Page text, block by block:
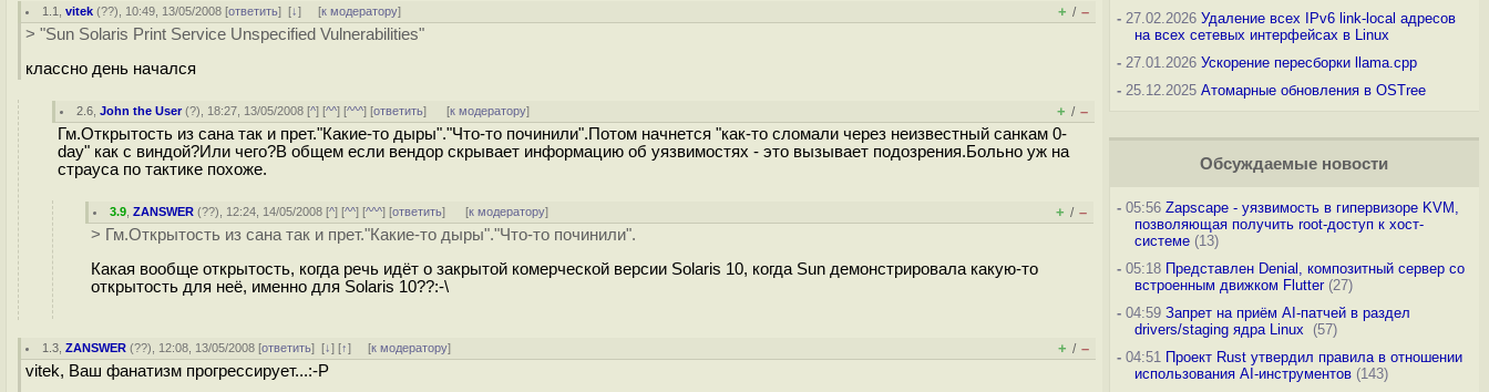
1.1 ,vitek (??), 10:49, 13/05/2008 [ответить][↓] [к модератору] + / –
> "Sun Solaris Print Service Unspecified Vulnerabilities"
классно день начался
2.6 ,John the User(?), 18:27, 13/05/2008 [^] [^^] [^^^] [ответить] [к модератору] + / –
Гм.Открытость из сана так и прет."Какие-то дыры"."Что-то починили".Потом начнется "как-то сломали через неизвестный санкам 0-
day" как с виндой?Или чего?В общем если вендор скрывает информацию об уязвимостях - это вызывает подозрения.Больно уж на
страуса по тактике похоже.
3.9 ,ZANSWER (??), 12:24, 14/05/2008 [^] [^^] [^^^] [ответить] [к модератору] + / –
> Гм.Открытость из сана так и прет."Какие-то дыры"."Что-то починили".
Какая вообще открытость, когда речь идёт о закрытой комерческой версии Solaris 10, когда Sun демонстрировала какую-то
открытость для неё, именно для Solaris 10??:-\
1.3 ,ZANSWER (??), 12:08, 13/05/2008 [ответить][↓] [↑] [к модератору] + / –
vitek, Ваш фанатизм прогрессирует...:-P
-27.02.2026 Удаление всех IPv6 link-local адресов
на всех сетевых интерфейсах в Linux
-27.01.2026 Ускорение пересборки llama.cpp
-25.12.2025 Атомарные обновления в OSTree
Обсуждаемые новости
-05:56 Zapscape - уязвимость в гипервизоре KVM,
позволяющая получить root-доступ к хост-
системе(13)
-05:18 Представлен Denial, композитный сервер со
встроенным движком Flutter(27)
-04:59 Запрет на приём AI-патчей в раздел
drivers/staging ядра Linux
(57)
-04:51 Проект Rust утвердил правила в отношении
использования AI-инструментов(143)